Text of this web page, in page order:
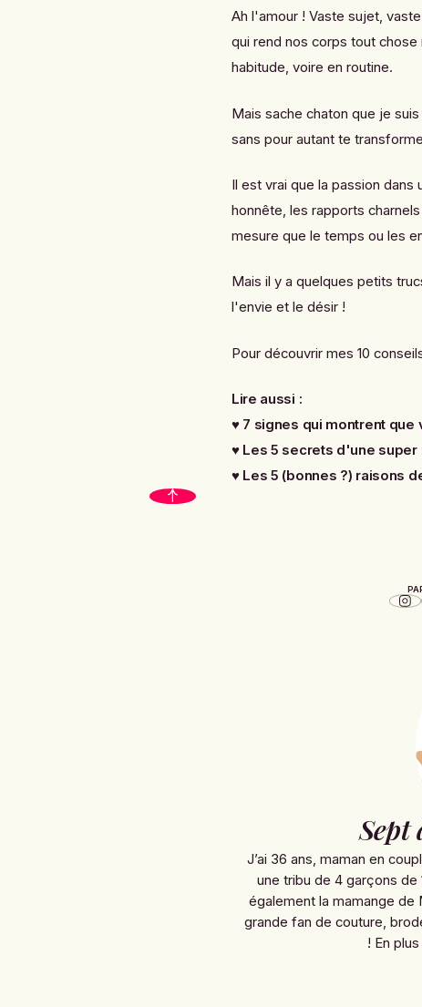
Ah l'amour ! Vaste sujet,
qui rend nos corps tout
habitude, voire en routine.
Mais sache chaton que je
sans pour autant te
Il est vrai que la passion
honnête, les rapports
mesure que le temps ou les
Mais il y a quelques petits
l'envie et le désir !
Pour découvrir mes 10
Lire aussi :
♥ 7 signes qui montrent que
♥ Les 5 secrets d'une super
♥ Les 5 (bonnes ?) raisons
Sept
J’ai 36 ans, maman en
une tribu de 4 garçons de
également la mamange de
grande fan de couture,
! En